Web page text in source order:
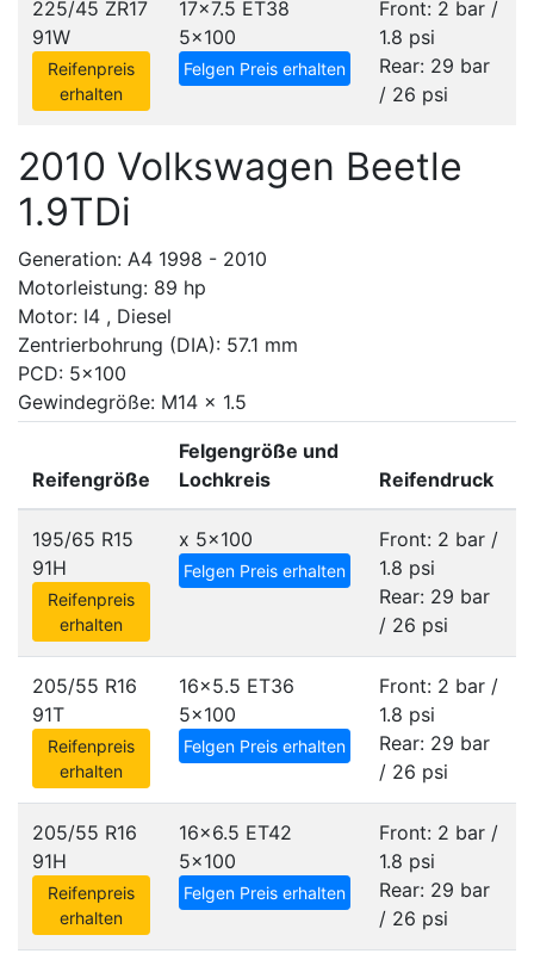
225/45 ZR17
91W
Reifenpreis
erhalten
17x7.5 ET38
5x100
Felgen Preis erhalten
Front: 2 bar /
1.8 psi
Rear: 29 bar
/ 26 psi
2010 Volkswagen Beetle
1.9TDi
Generation: A4 1998 - 2010
Motorleistung: 89 hp
Motor: I4 , Diesel
Zentrierbohrung (DIA): 57.1 mm
PCD: 5x100
Gewindegröße: M14 x 1.5
Reifengröße
Felgengröße und
Lochkreis
Reifendruck
195/65 R15
91H
Reifenpreis
erhalten
x 5x100
Felgen Preis erhalten
Front: 2 bar /
1.8 psi
Rear: 29 bar
/ 26 psi
205/55 R16
91T
Reifenpreis
erhalten
16x5.5 ET36
5x100
Felgen Preis erhalten
Front: 2 bar /
1.8 psi
Rear: 29 bar
/ 26 psi
205/55 R16
91H
Reifenpreis
erhalten
16x6.5 ET42
5x100
Felgen Preis erhalten
Front: 2 bar /
1.8 psi
Rear: 29 bar
/ 26 psi